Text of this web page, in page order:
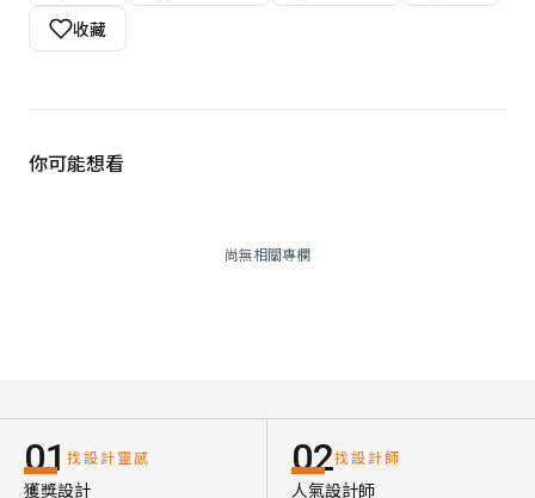
收藏
你可能想看
尚無相關專欄
01 找設計靈感
獲獎設計
02找設計師
人氣設計師